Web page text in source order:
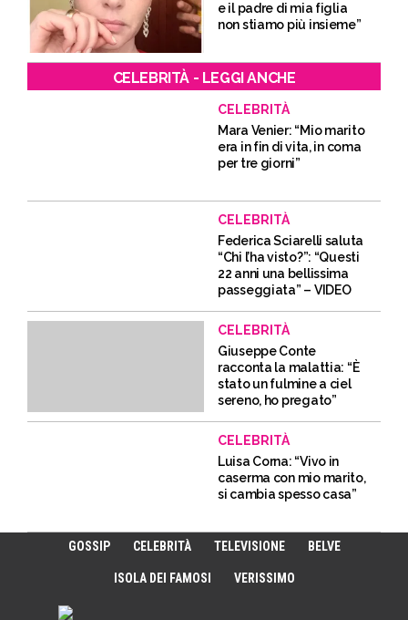
e il padre di mia figlia
non stiamo più insieme”
CELEBRITÀ - LEGGI ANCHE
CELEBRITÀ
Mara Venier: “Mio marito
era in fin di vita, in coma
per tre giorni”
CELEBRITÀ
Federica Sciarelli saluta
“Chi l’ha visto?”: “Questi
22 anni una bellissima
passeggiata” – VIDEO
CELEBRITÀ
Giuseppe Conte
racconta la malattia: “È
stato un fulmine a ciel
sereno, ho pregato”
CELEBRITÀ
Luisa Corna: “Vivo in
caserma con mio marito,
si cambia spesso casa”
GOSSIP CELEBRITÀ TELEVISIONE BELVE
ISOLA DEI FAMOSI VERISSIMO